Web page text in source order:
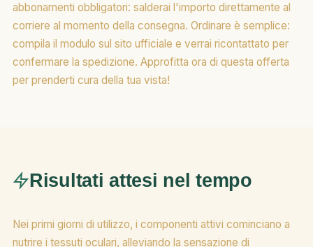
abbonamenti obbligatori: salderai l'importo direttamente al
corriere al momento della consegna. Ordinare è semplice:
compila il modulo sul sito ufficiale e verrai ricontattato per
confermare la spedizione. Approfitta ora di questa offerta
per prenderti cura della tua vista!
Risultati attesi nel tempo
Nei primi giorni di utilizzo, i componenti attivi cominciano a
nutrire i tessuti oculari, alleviando la sensazione di